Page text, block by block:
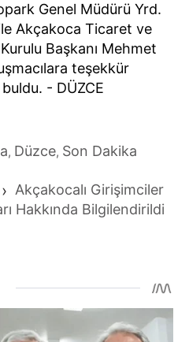
Genel Müdürü Yrd.
Akçakoca Ticaret ve
Başkanı Mehmet
teşekkür
- DÜZCE
, Düzce, Son Dakika
› Akçakocalı Girişimciler
Hakkında Bilgilendirildi